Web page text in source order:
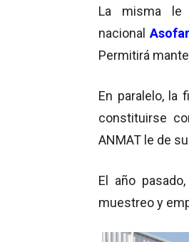
La misma
nacional
Permitirá
En paralelo, la
constituirse
ANMAT le de
El año
muestreo y